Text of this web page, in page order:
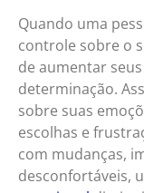
Quando uma
controle sobre o
de aumentar
determinação.
sobre suas
escolhas e
com mudanças,
desconfortáveis,